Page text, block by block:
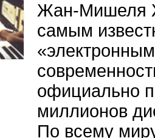
Жан-Мишеля
самым
официально
миллионов
По всему